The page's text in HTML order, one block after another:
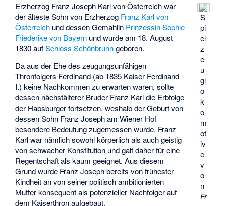
S
pi
el
z
e
u
gl
o
k
o
m
ot
iv
e
v
o
n
Fr
Erzherzog Franz Joseph Karl von Österreich war
der älteste Sohn von Erzherzog Franz Karl von
Österreich und dessen Gemahlin Prinzessin Sophie
Friederike von Bayern und wurde am 18. August
1830 aufSchloss Schönbrunngeboren.
Da aus der Ehe des zeugungsunfähigen
Thronfolgers Ferdinand (ab 1835 Kaiser Ferdinand
I.) keine Nachkommen zu erwarten waren, sollte
dessen nächstälterer Bruder Franz Karl die Erbfolge
der Habsburger fortsetzen, weshalb der Geburt von
dessen Sohn Franz Joseph am Wiener Hof
besondere Bedeutung zugemessen wurde. Franz
Karl war nämlich sowohl körperlich als auch geistig
von schwacher Konstitution und galt daher für eine
Regentschaft als kaum geeignet. Aus diesem
Grund wurde Franz Joseph bereits von frühester
Kindheit an von seiner politisch ambitionierten
Mutter konsequent als potenzieller Nachfolger auf
dem Kaiserthron aufgebaut.